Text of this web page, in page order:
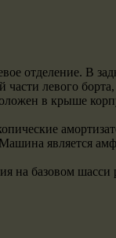
отделение. В
левого
в крыше
является
на базовом